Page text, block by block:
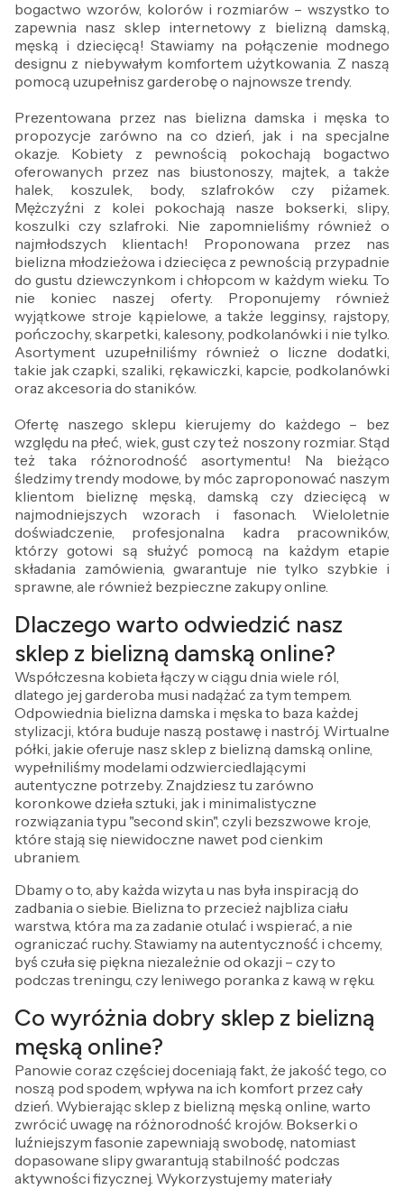
bogactwo wzorów, kolorów i rozmiarów – wszystko to
zapewnia nasz sklep internetowy z bielizną damską,
męską i dziecięcą! Stawiamy na połączenie modnego
designu z niebywałym komfortem użytkowania. Z naszą
pomocą uzupełnisz garderobę o najnowsze trendy.
Prezentowana przez nas bielizna damska i męska to
propozycje zarówno na co dzień, jak i na specjalne
okazje. Kobiety z pewnością pokochają bogactwo
oferowanych przez nas biustonoszy, majtek, a także
halek, koszulek, body, szlafroków czy piżamek.
Mężczyźni z kolei pokochają nasze bokserki, slipy,
koszulki czy szlafroki. Nie zapomnieliśmy również o
najmłodszych klientach! Proponowana przez nas
bielizna młodzieżowa i dziecięca z pewnością przypadnie
do gustu dziewczynkom i chłopcom w każdym wieku. To
nie koniec naszej oferty. Proponujemy również
wyjątkowe stroje kąpielowe, a także legginsy, rajstopy,
pończochy, skarpetki, kalesony, podkolanówki i nie tylko.
Asortyment uzupełniliśmy również o liczne dodatki,
takie jak czapki, szaliki, rękawiczki, kapcie, podkolanówki
oraz akcesoria do staników.
Ofertę naszego sklepu kierujemy do każdego – bez
względu na płeć, wiek, gust czy też noszony rozmiar. Stąd
też taka różnorodność asortymentu! Na bieżąco
śledzimy trendy modowe, by móc zaproponować naszym
klientom bieliznę męską, damską czy dziecięcą w
najmodniejszych wzorach i fasonach. Wieloletnie
doświadczenie, profesjonalna kadra pracowników,
którzy gotowi są służyć pomocą na każdym etapie
składania zamówienia, gwarantuje nie tylko szybkie i
sprawne, ale również bezpieczne zakupy online.
Dlaczego warto odwiedzić nasz
sklep z bielizną damską online?
Współczesna kobieta łączy w ciągu dnia wiele ról,
dlatego jej garderoba musi nadążać za tym tempem.
Odpowiednia bielizna damska i męska to baza każdej
stylizacji, która buduje naszą postawę i nastrój. Wirtualne
półki, jakie oferuje nasz sklep z bielizną damską online,
wypełniliśmy modelami odzwierciedlającymi
autentyczne potrzeby. Znajdziesz tu zarówno
koronkowe dzieła sztuki, jak i minimalistyczne
rozwiązania typu "second skin", czyli bezszwowe kroje,
które stają się niewidoczne nawet pod cienkim
ubraniem.
Dbamy o to, aby każda wizyta u nas była inspiracją do
zadbania o siebie. Bielizna to przecież najbliza ciału
warstwa, która ma za zadanie otulać i wspierać, a nie
ograniczać ruchy. Stawiamy na autentyczność i chcemy,
byś czuła się piękna niezależnie od okazji – czy to
podczas treningu, czy leniwego poranka z kawą w ręku.
Co wyróżnia dobry sklep z bielizną
męską online?
Panowie coraz częściej doceniają fakt, że jakość tego, co
noszą pod spodem, wpływa na ich komfort przez cały
dzień. Wybierając sklep z bielizną męską online, warto
zwrócić uwagę na różnorodność krojów. Bokserki o
luźniejszym fasonie zapewniają swobodę, natomiast
dopasowane slipy gwarantują stabilność podczas
aktywności fizycznej. Wykorzystujemy materiały